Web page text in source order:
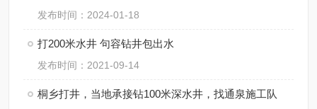
发布时间：2024-01-18
打200米水井 句容钻井包出水
发布时间：2021-09-14
桐乡打井，当地承接钻100米深水井，找通泉施工队